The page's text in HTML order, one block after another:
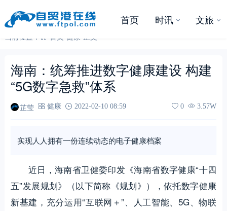
首页 时讯 文旅
当前位置： 首页 健康 正文
海南：统筹推进数字健康建设 构建
“5G数字急救”体系
芷莹 健康 2022-02-10 08:59 0 3.57W
实现人人拥有一份连续动态的电子健康档案
近日，海南省卫健委印发《海南省数字健康“十四
五”发展规划》（以下简称《规划》），依托数字健康
新基建，充分运用“互联网＋”、人工智能、5G、物联